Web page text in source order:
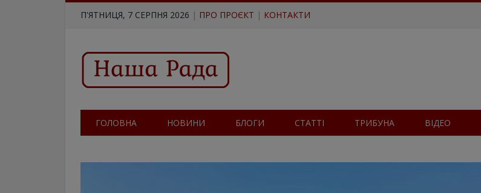
П'ЯТНИЦЯ, 7 СЕРПНЯ 2026 | ПРО ПРОЄКТ | КОНТАКТИ
ГОЛОВНА НОВИНИ БЛОГИ СТАТТІ ТРИБУНА ВІДЕО